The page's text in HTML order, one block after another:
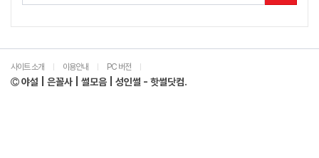
사이트 소개 이용안내 PC 버전
야설 | 은꼴사 | 썰모음 | 성인썰 - 핫썰닷컴.